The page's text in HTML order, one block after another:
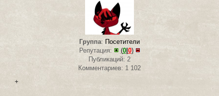
Группа: Посетители
Репутация:
(0| 0)
Публикаций: 2
Комментариев: 1 102
+